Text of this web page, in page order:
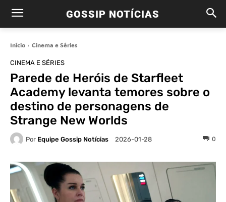
GOSSIP NOTÍCIAS
Início Cinema e Séries
CINEMA E SÉRIES
Parede de Heróis de Starfleet
Academy levanta temores sobre o
destino de personagens de
Strange New Worlds
Por Equipe Gossip Notícias 2026-01-28 0